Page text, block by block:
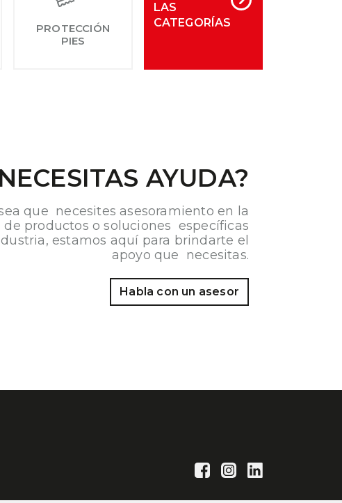
PROTECCIÓN
PIES
LAS
CATEGORÍAS
AYUDA?
que necesites asesoramiento en la
de productos o soluciones específicas
estamos aquí para brindarte el
apoyo que necesitas.
Habla con un asesor